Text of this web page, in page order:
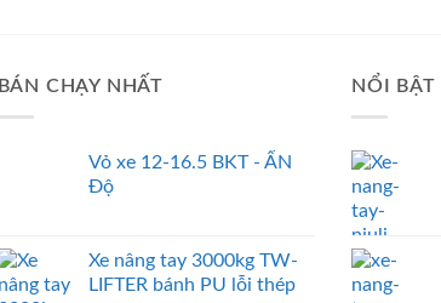
BÁN CHẠY NHẤT
Vỏ xe 12-16.5 BKT - ẤN
Độ
Xe nâng tay 3000kg TW-
LIFTER bánh PU lỗi thép
NỔI BẬT